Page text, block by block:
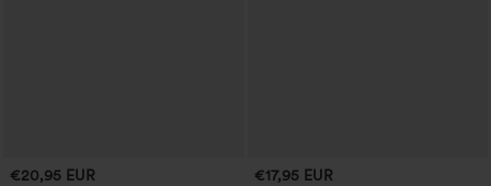
€20,95 EUR €17,95 EUR